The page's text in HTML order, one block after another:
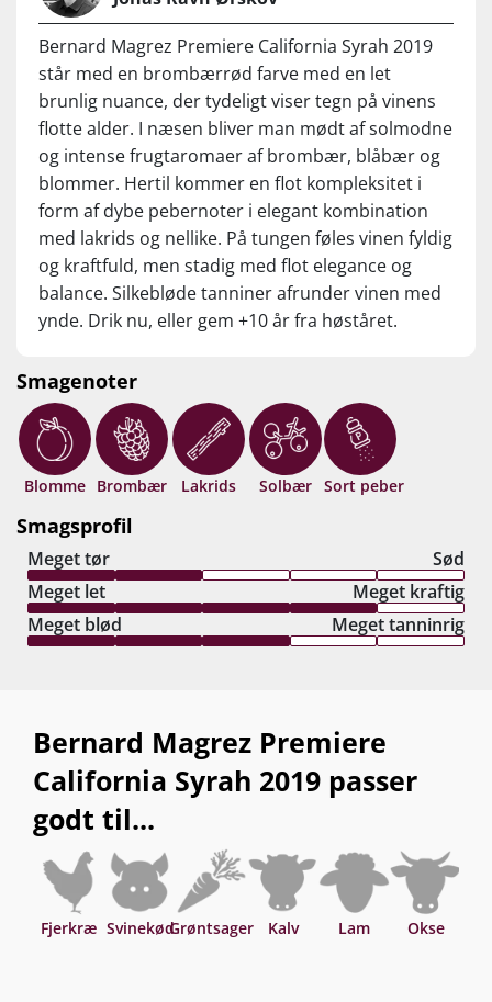
Bernard Magrez Premiere California Syrah 2019
står med en brombærrød farve med en let
brunlig nuance, der tydeligt viser tegn på vinens
flotte alder. I næsen bliver man mødt af solmodne
og intense frugtaromaer af brombær, blåbær og
blommer. Hertil kommer en flot kompleksitet i
form af dybe pebernoter i elegant kombination
med lakrids og nellike. På tungen føles vinen fyldig
og kraftfuld, men stadig med flot elegance og
balance. Silkebløde tanniner afrunder vinen med
ynde. Drik nu, eller gem +10 år fra høståret.
Smagenoter
Blomme Brombær Lakrids Solbær Sort peber
Smagsprofil
Meget tør
Sød
Meget let
Meget kraftig
Meget blød
Meget tanninrig
Bernard Magrez Premiere
California Syrah 2019 passer
godt til...
Fjerkræ SvinekødGrøntsager Kalv Lam Okse